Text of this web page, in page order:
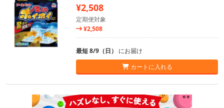
¥2,508
定期便対象
¥2,508
最短 8/9（日） にお届け
カートに入れる